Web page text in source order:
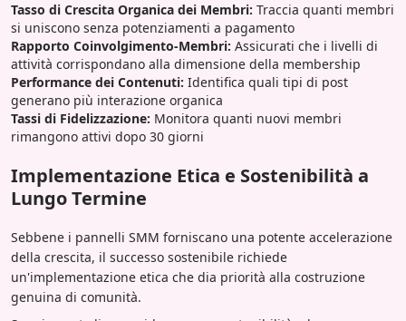
Tasso di Crescita Organica dei Membri: Traccia quanti membri
si uniscono senza potenziamenti a pagamento
Rapporto Coinvolgimento-Membri: Assicurati che i livelli di
attività corrispondano alla dimensione della membership
Performance dei Contenuti: Identifica quali tipi di post
generano più interazione organica
Tassi di Fidelizzazione: Monitora quanti nuovi membri
rimangono attivi dopo 30 giorni
Implementazione Etica e Sostenibilità a
Lungo Termine
Sebbene i pannelli SMM forniscano una potente accelerazione
della crescita, il successo sostenibile richiede
un'implementazione etica che dia priorità alla costruzione
genuina di comunità.